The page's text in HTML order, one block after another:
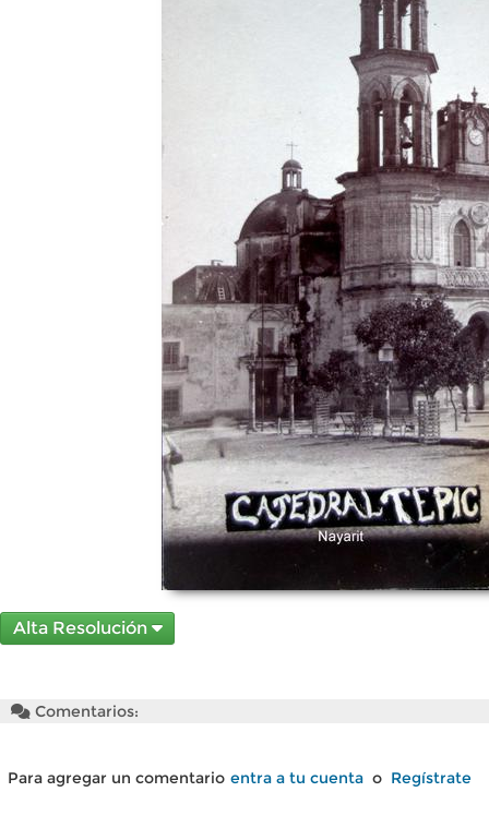
Alta Resolución
Comentarios:
Para agregar un comentario entra a tu cuenta o Regístrate